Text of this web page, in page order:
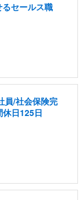
セールス職
員/社会保険完
休日125日